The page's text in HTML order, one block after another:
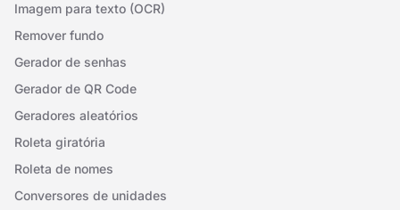
Imagem para texto (OCR)
Remover fundo
Gerador de senhas
Gerador de QR Code
Geradores aleatórios
Roleta giratória
Roleta de nomes
Conversores de unidades